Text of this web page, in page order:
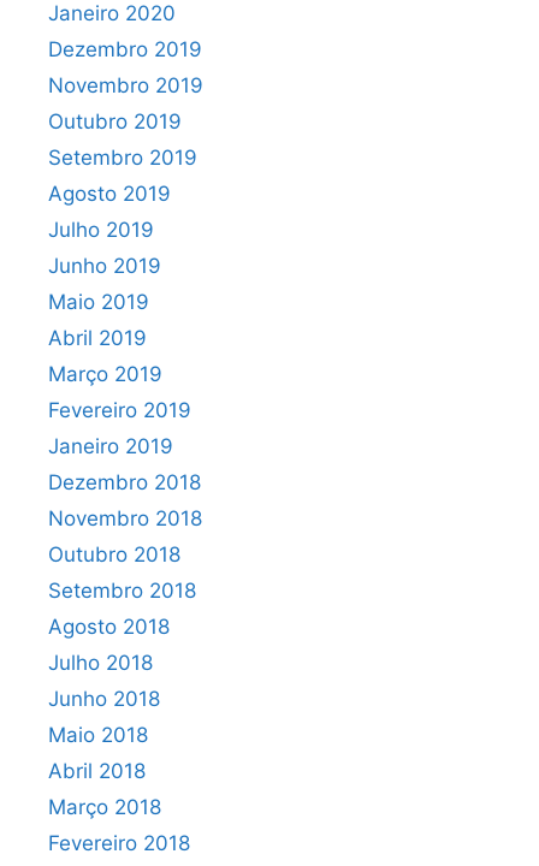
Janeiro 2020
Dezembro 2019
Novembro 2019
Outubro 2019
Setembro 2019
Agosto 2019
Julho 2019
Junho 2019
Maio 2019
Abril 2019
Março 2019
Fevereiro 2019
Janeiro 2019
Dezembro 2018
Novembro 2018
Outubro 2018
Setembro 2018
Agosto 2018
Julho 2018
Junho 2018
Maio 2018
Abril 2018
Março 2018
Fevereiro 2018